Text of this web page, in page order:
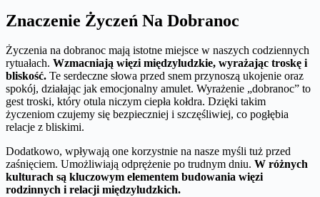
Znaczenie Życzeń Na Dobranoc
Życzenia na dobranoc mają istotne miejsce w naszych codziennych
rytuałach. Wzmacniają więzi międzyludzkie, wyrażając troskę i
bliskość. Te serdeczne słowa przed snem przynoszą ukojenie oraz
spokój, działając jak emocjonalny amulet. Wyrażenie „dobranoc” to
gest troski, który otula niczym ciepła kołdra. Dzięki takim
życzeniom czujemy się bezpieczniej i szczęśliwiej, co pogłębia
relacje z bliskimi.
Dodatkowo, wpływają one korzystnie na nasze myśli tuż przed
zaśnięciem. Umożliwiają odprężenie po trudnym dniu. W różnych
kulturach są kluczowym elementem budowania więzi
rodzinnych i relacji międzyludzkich.